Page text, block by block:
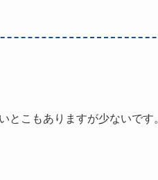
こもありますが少ないです。